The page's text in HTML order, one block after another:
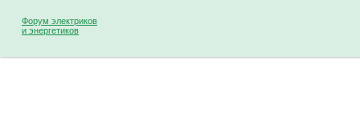
Форум электриков
и энергетиков